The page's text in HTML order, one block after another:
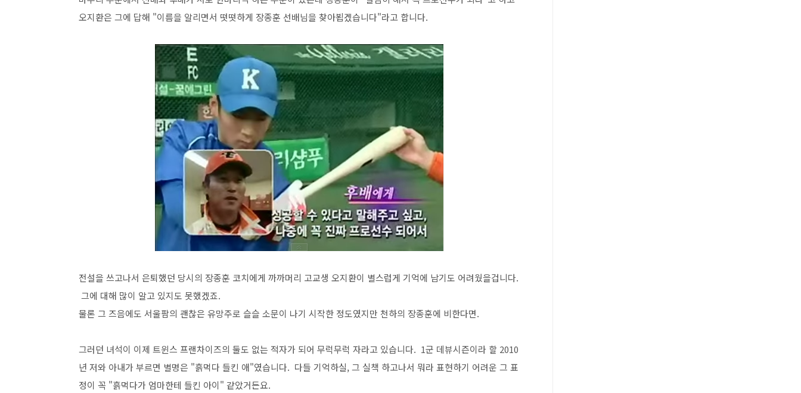
오지환은 그에 답해 "이름을 알리면서 떳떳하게 장종훈 선배님을 찾아뵙겠습니다"라고 합니다.
전설을 쓰고나서 은퇴했던 당시의 장종훈 코치에게 까까머리 고교생 오지환이 별스럽게 기억에 남기도 어려웠을겁니다.
그에 대해 많이 알고 있지도 못했겠죠.
물론 그 즈음에도 서울팜의 괜찮은 유망주로 슬슬 소문이 나기 시작한 정도였지만 천하의 장종훈에 비한다면.
그러던 녀석이 이제 트윈스 프랜차이즈의 둘도 없는 적자가 되어 무럭무럭 자라고 있습니다. 1군 데뷰시즌이라 할 2010
년 저와 아내가 부르면 별명은 "흙먹다 들킨 애"였습니다. 다들 기억하실, 그 실책 하고나서 뭐라 표현하기 어려운 그 표
정이 꼭 "흙먹다가 엄마한테 들킨 아이" 같았거든요.